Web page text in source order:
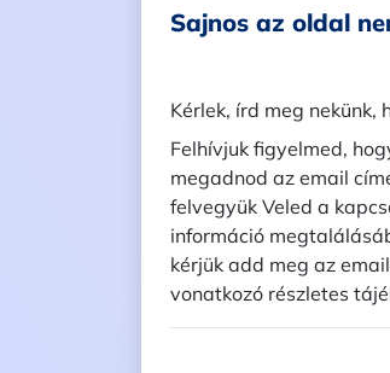
Sajnos az oldal
Kérlek, írd meg nekünk,
Felhívjuk figyelmed,
megadnod az email
felvegyük Veled a
információ
kérjük add meg az
vonatkozó részletes